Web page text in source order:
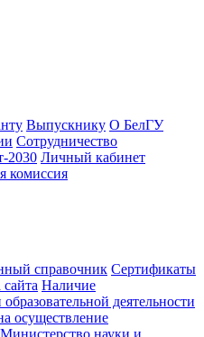
Выпускнику О БелГУ
Сотрудничество
2030 Личный кабинет
комиссия
справочник Сертификаты
Наличие
деятельности
осуществление
Министерствo науки и